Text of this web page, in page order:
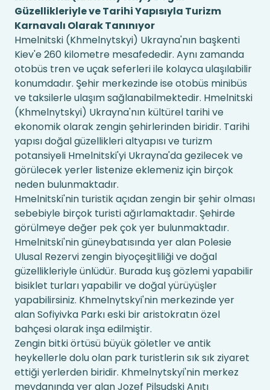
Güzellikleriyle ve Tarihi Yapısıyla Turizm
Karnavalı Olarak Tanınıyor
Hmelnitski (Khmelnytskyi) Ukrayna'nın başkenti
Kiev'e 260 kilometre mesafededir. Aynı zamanda
otobüs tren ve uçak seferleri ile kolayca ulaşılabilir
konumdadır. Şehir merkezinde ise otobüs minibüs
ve taksilerle ulaşım sağlanabilmektedir. Hmelnitski
(Khmelnytskyi) Ukrayna'nın kültürel tarihi ve
ekonomik olarak zengin şehirlerinden biridir. Tarihi
yapısı doğal güzellikleri altyapısı ve turizm
potansiyeli Hmelnitski'yi Ukrayna'da gezilecek ve
görülecek yerler listenize eklemeniz için birçok
neden bulunmaktadır.
Hmelnitski'nin turistik açıdan zengin bir şehir olması
sebebiyle birçok turisti ağırlamaktadır. Şehirde
görülmeye değer pek çok yer bulunmaktadır.
Hmelnitski'nin güneybatısında yer alan Polesie
Ulusal Rezervi zengin biyoçeşitliliği ve doğal
güzellikleriyle ünlüdür. Burada kuş gözlemi yapabilir
bisiklet turları yapabilir ve doğal yürüyüşler
yapabilirsiniz. Khmelnytskyi'nin merkezinde yer
alan Sofiyivka Parkı eski bir aristokratın özel
bahçesi olarak inşa edilmiştir.
Zengin bitki örtüsü büyük göletler ve antik
heykellerle dolu olan park turistlerin sık sık ziyaret
ettiği yerlerden biridir. Khmelnytskyi'nin merkez
meydanında yer alan Jozef Pilsudski Anıtı